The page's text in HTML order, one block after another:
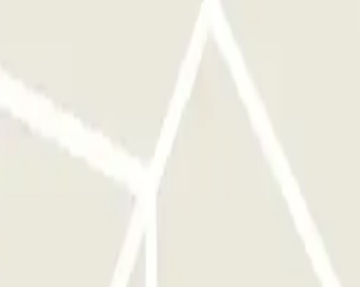
u op een knop hoeft te drukken. Parkeer op een vrije plaats.
knop hoeft te drukken.
Het eigen risico wordt berekend tegen het parkeertarief.